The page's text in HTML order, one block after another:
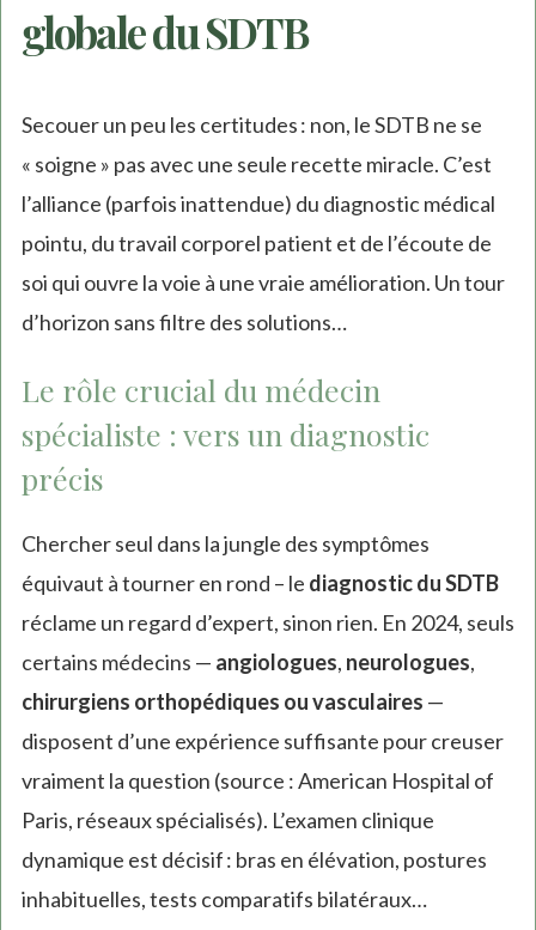
globale du SDTB
Secouer un peu les certitudes : non, le SDTB ne se
« soigne » pas avec une seule recette miracle. C’est
l’alliance (parfois inattendue) du diagnostic médical
pointu, du travail corporel patient et de l’écoute de
soi qui ouvre la voie à une vraie amélioration. Un tour
d’horizon sans filtre des solutions…
Le rôle crucial du médecin
spécialiste : vers un diagnostic
précis
Chercher seul dans la jungle des symptômes
équivaut à tourner en rond – le diagnostic du SDTB
réclame un regard d’expert, sinon rien. En 2024, seuls
certains médecins — angiologues, neurologues,
chirurgiens orthopédiques ou vasculaires —
disposent d’une expérience suffisante pour creuser
vraiment la question (source : American Hospital of
Paris, réseaux spécialisés). L’examen clinique
dynamique est décisif : bras en élévation, postures
inhabituelles, tests comparatifs bilatéraux…